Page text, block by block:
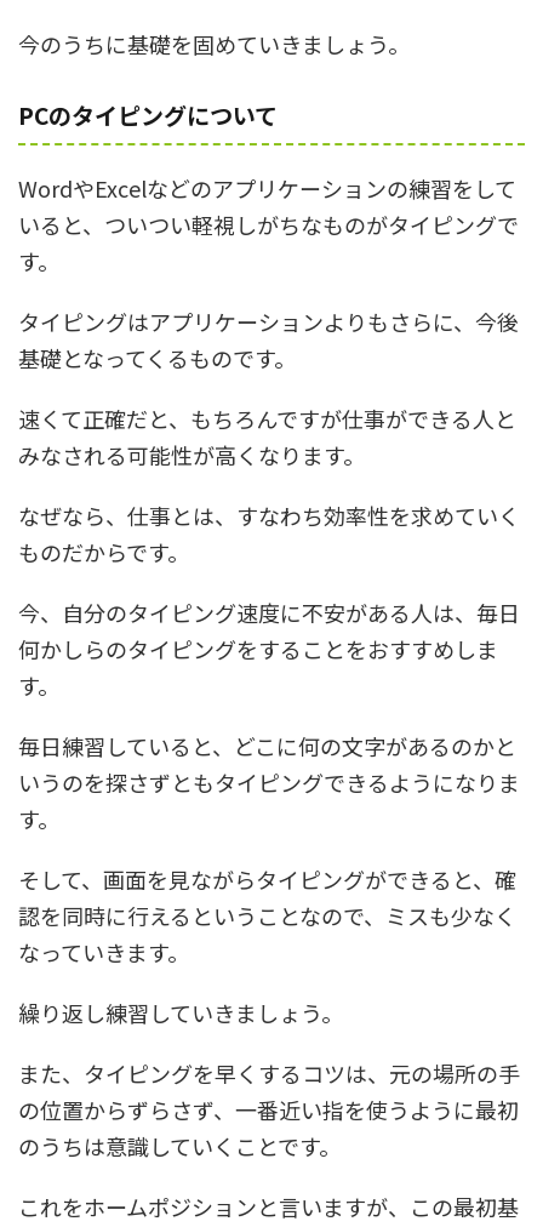
今のうちに基礎を固めていきましょう。
PCのタイピングについて
WordやExcelなどのアプリケーションの練習をして
いると、ついつい軽視しがちなものがタイピングで
す。
タイピングはアプリケーションよりもさらに、今後
基礎となってくるものです。
速くて正確だと、もちろんですが仕事ができる人と
みなされる可能性が高くなります。
なぜなら、仕事とは、すなわち効率性を求めていく
ものだからです。
今、自分のタイピング速度に不安がある人は、毎日
何かしらのタイピングをすることをおすすめしま
す。
毎日練習していると、どこに何の文字があるのかと
いうのを探さずともタイピングできるようになりま
す。
そして、画面を見ながらタイピングができると、確
認を同時に行えるということなので、ミスも少なく
なっていきます。
繰り返し練習していきましょう。
また、タイピングを早くするコツは、元の場所の手
の位置からずらさず、一番近い指を使うように最初
のうちは意識していくことです。
これをホームポジションと言いますが、この最初基